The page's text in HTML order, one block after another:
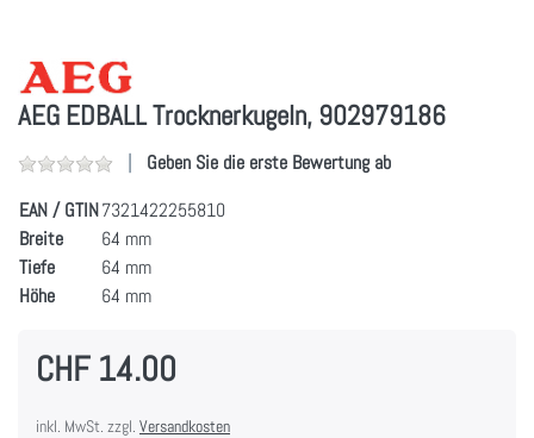
AEG EDBALL Trocknerkugeln, 902979186
Geben Sie die erste Bewertung ab
EAN / GTIN7321422255810
Breite
64 mm
Tiefe
64 mm
Höhe
64 mm
CHF 14.00
inkl. MwSt. zzgl. Versandkosten